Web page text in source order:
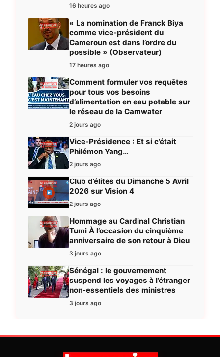
16 heures ago
« La nomination de Franck Biya
comme vice-président du
Cameroun est dans l’ordre du
possible » (Observateur)
17 heures ago
Comment formuler vos requêtes
pour tous vos besoins
d’alimentation en eau potable sur
le réseau de la Camwater
2 jours ago
Vice-Présidence : Et si c’était
Philémon Yang…
2 jours ago
Club d’élites du Dimanche 5 Avril
2026 sur Vision 4
2 jours ago
Hommage au Cardinal Christian
Tumi À l’occasion du cinquième
anniversaire de son retour à Dieu
3 jours ago
Sénégal : le gouvernement
suspend les voyages à l’étranger
non-essentiels des ministres
3 jours ago